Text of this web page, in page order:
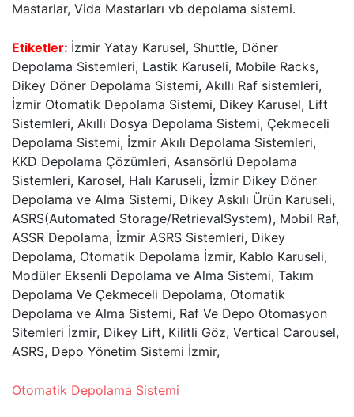
Mastarlar, Vida Mastarları vb depolama sistemi.
Etiketler: İzmir Yatay Karusel, Shuttle, Döner
Depolama Sistemleri, Lastik Karuseli, Mobile Racks,
Dikey Döner Depolama Sistemi, Akıllı Raf sistemleri,
İzmir Otomatik Depolama Sistemi, Dikey Karusel, Lift
Sistemleri, Akıllı Dosya Depolama Sistemi, Çekmeceli
Depolama Sistemi, İzmir Akılı Depolama Sistemleri,
KKD Depolama Çözümleri, Asansörlü Depolama
Sistemleri, Karosel, Halı Karuseli, İzmir Dikey Döner
Depolama ve Alma Sistemi, Dikey Askılı Ürün Karuseli,
ASRS(Automated Storage/RetrievalSystem), Mobil Raf,
ASSR Depolama, İzmir ASRS Sistemleri, Dikey
Depolama, Otomatik Depolama İzmir, Kablo Karuseli,
Modüler Eksenli Depolama ve Alma Sistemi, Takım
Depolama Ve Çekmeceli Depolama, Otomatik
Depolama ve Alma Sistemi, Raf Ve Depo Otomasyon
Sitemleri İzmir, Dikey Lift, Kilitli Göz, Vertical Carousel,
ASRS, Depo Yönetim Sistemi İzmir,
Otomatik Depolama Sistemi